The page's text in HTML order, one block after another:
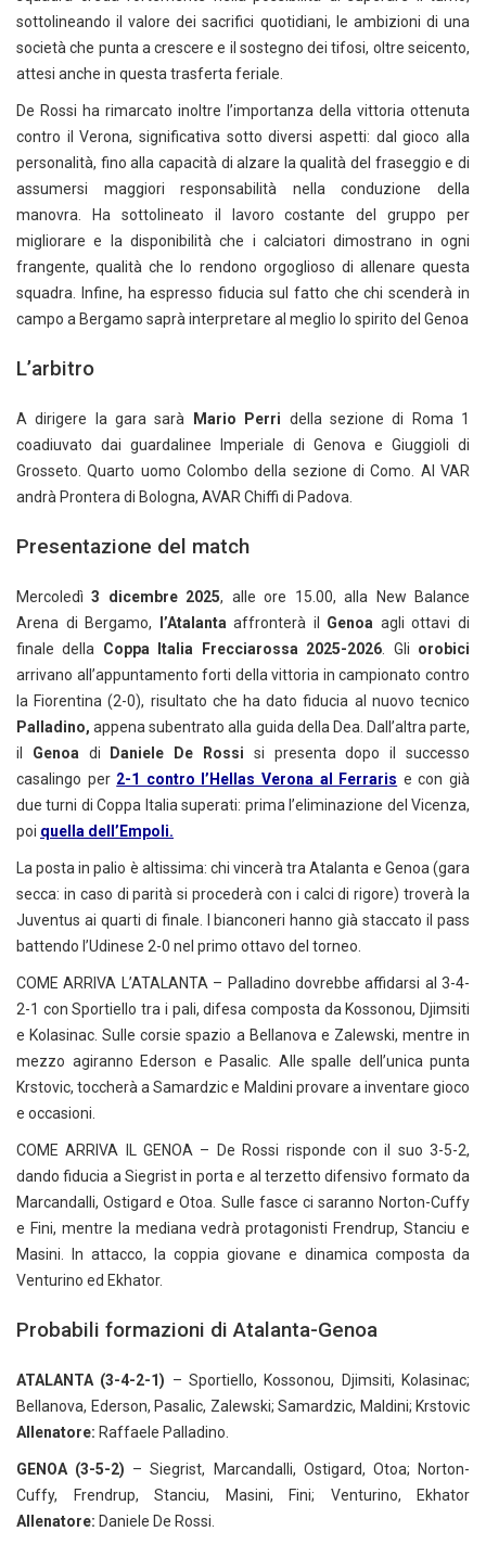
sottolineando il valore dei sacrifici quotidiani, le ambizioni di una
società che punta a crescere e il sostegno dei tifosi, oltre seicento,
attesi anche in questa trasferta feriale.
De Rossi ha rimarcato inoltre l’importanza della vittoria ottenuta
contro il Verona, significativa sotto diversi aspetti: dal gioco alla
personalità, fino alla capacità di alzare la qualità del fraseggio e di
assumersi maggiori responsabilità nella conduzione della
manovra. Ha sottolineato il lavoro costante del gruppo per
migliorare e la disponibilità che i calciatori dimostrano in ogni
frangente, qualità che lo rendono orgoglioso di allenare questa
squadra. Infine, ha espresso fiducia sul fatto che chi scenderà in
campo a Bergamo saprà interpretare al meglio lo spirito del Genoa
L’arbitro
A dirigere la gara sarà Mario Perri della sezione di Roma 1
coadiuvato dai guardalinee Imperiale di Genova e Giuggioli di
Grosseto. Quarto uomo Colombo della sezione di Como. Al VAR
andrà Prontera di Bologna, AVAR Chiffi di Padova.
Presentazione del match
Mercoledì3 dicembre 2025, alle ore 15.00, alla New Balance
Arena di Bergamo,
l’Atalantaaffronterà il Genoa agli ottavi di
finale della Coppa Italia Frecciarossa 2025-2026. Gli orobici
arrivano all’appuntamento forti della vittoria in campionato contro
la Fiorentina (2-0), risultato che ha dato fiducia al nuovo tecnico
Palladino, appena subentrato alla guida della Dea. Dall’altra parte,
il Genoadi Daniele De Rossi si presenta dopo il successo
casalingo per 2-1 contro l’Hellas Verona al Ferraris e con già
due turni di Coppa Italia superati: prima l’eliminazione del Vicenza,
poi quella dell’Empoli.
La posta in palio è altissima: chi vincerà tra Atalanta e Genoa (gara
secca: in caso di parità si procederà con i calci di rigore) troverà la
Juventus ai quarti di finale. I bianconeri hanno già staccato il pass
battendo l’Udinese 2-0 nel primo ottavo del torneo.
COME ARRIVA L’ATALANTA – Palladino dovrebbe affidarsi al 3-4-
2-1 con Sportiello tra i pali, difesa composta da Kossonou, Djimsiti
e Kolasinac. Sulle corsie spazio a Bellanova e Zalewski, mentre in
mezzo agiranno Ederson e Pasalic. Alle spalle dell’unica punta
Krstovic, toccherà a Samardzic e Maldini provare a inventare gioco
e occasioni.
COME ARRIVA IL GENOA – De Rossi risponde con il suo 3-5-2,
dando fiducia a Siegrist in porta e al terzetto difensivo formato da
Marcandalli, Ostigard e Otoa. Sulle fasce ci saranno Norton-Cuffy
e Fini, mentre la mediana vedrà protagonisti Frendrup, Stanciu e
Masini. In attacco, la coppia giovane e dinamica composta da
Venturino ed Ekhator.
Probabili formazioni di Atalanta-Genoa
ATALANTA (3-4-2-1) – Sportiello, Kossonou, Djimsiti, Kolasinac;
Bellanova, Ederson, Pasalic, Zalewski; Samardzic, Maldini; Krstovic
Allenatore: Raffaele Palladino.
GENOA (3-5-2) – Siegrist, Marcandalli, Ostigard, Otoa; Norton-
Cuffy, Frendrup, Stanciu, Masini, Fini; Venturino, Ekhator
Allenatore: Daniele De Rossi.